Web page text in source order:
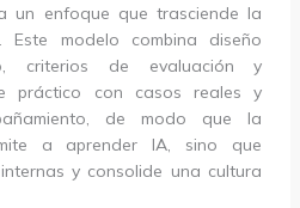
un enfoque que trasciende la
Este modelo combina diseño
criterios de evaluación y
práctico con casos reales y
de modo que la
a aprender IA, sino que
y consolide una cultura